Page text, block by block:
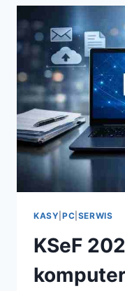
KASY PC SERWIS
KSeF